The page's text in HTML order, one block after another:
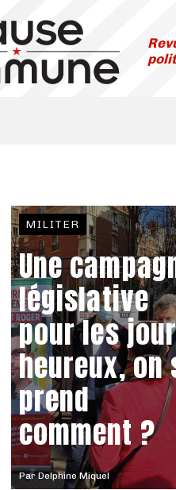
ParDelphine Miquel
MILITER
Une
législative
pour les
heureux, on
prend
comment ?